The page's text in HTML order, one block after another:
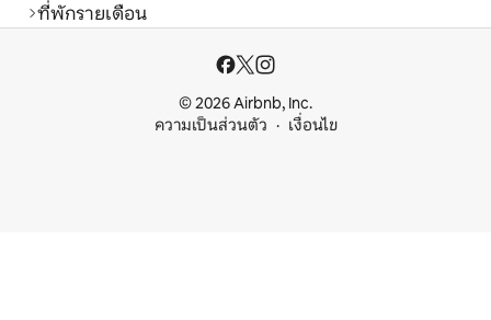
ที่พักรายเดือน
© 2026 Airbnb, Inc.
ความเป็นส่วนตัว
เงื่อนไข